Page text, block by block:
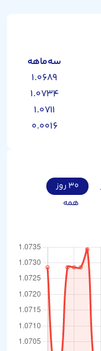
سه‌ماهه
۱.۰۶۸۹
۱.۰۷۳۴
۱.۰۷۱۱
۰.۰۰۱۶
۳۰ روز
همه